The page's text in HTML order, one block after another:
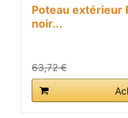
Poteau extérieur
noir...
63,72 €